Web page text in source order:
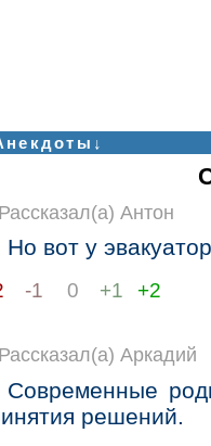
Рассказал(а) Антон
Но вот у
-1 0 +1 +2
Рассказал(а) Аркадий
Современные
решений.